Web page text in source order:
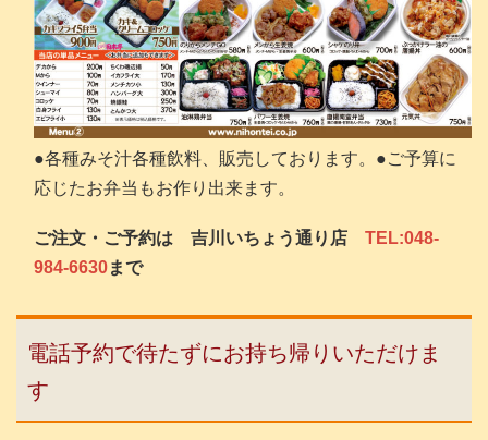
●各種みそ汁各種飲料、販売しております。●ご予算に
応じたお弁当もお作り出来ます。
ご注文・ご予約は 吉川いちょう通り店 TEL:048-
984-6630まで
電話予約で待たずにお持ち帰りいただけま
す